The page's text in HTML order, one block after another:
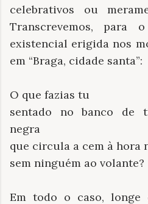
celebrativos ou
Transcrevemos, para
existencial erigida nos
em “Braga, cidade santa”:
O que fazias tu
sentado no banco de
negra
que circula a cem à hora
sem ninguém ao volante?
Em todo o caso,